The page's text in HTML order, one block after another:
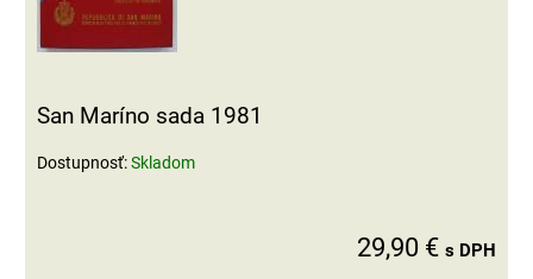
San Maríno sada 1981
Dostupnosť:Skladom
29,90 € s DPH